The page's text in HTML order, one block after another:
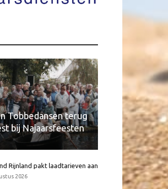
Tobbedansen terug
bij Najaarsfeesten
Rijnland pakt laadtarieven aan
2026